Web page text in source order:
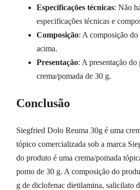
Especificações técnicas: Não
especificações técnicas e
Composição: A composição
acima.
Presentação: A presentação do
crema/pomada de 30 g.
Conclusão
Siegfried Dolo Reuma 30g é uma
tópico comercializada sob a marca
do produto é uma crema/pomada
pomo de 30 g. A composição do
g de diclofenac dietilamina, salicilato